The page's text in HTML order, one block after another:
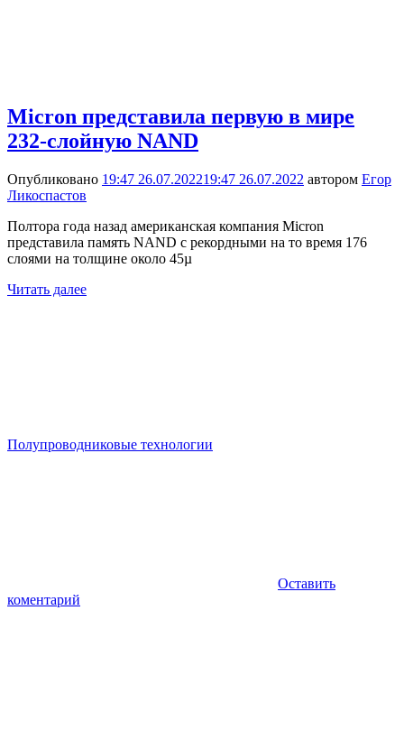
Micron представила первую в мире
232-слойную NAND
Опубликовано 19:47 26.07.202219:47 26.07.2022 автором Егор
Ликоспастов
Полтора года назад американская компания Micron
представила память NAND с рекордными на то время 176
слоями на толщине около 45µ
Читать далее
Полупроводниковые технологии
Оставить
коментарий